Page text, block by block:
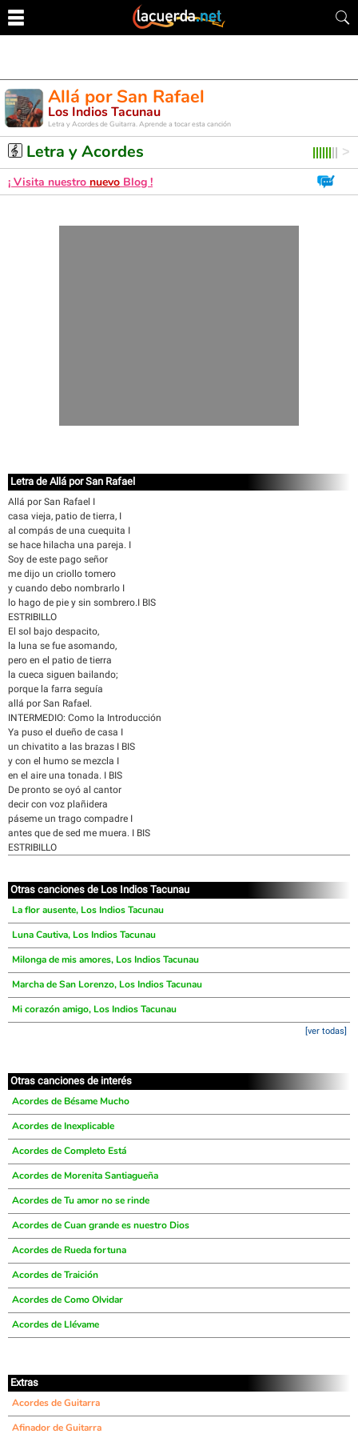
Allá por San Rafael
Los Indios Tacunau
Letra y Acordes de Guitarra. Aprende a tocar esta canción
Letra y Acordes
¡ Visita nuestro nuevo Blog !
Letra de Allá por San Rafael
Allá por San Rafael I
casa vieja, patio de tierra, I
al compás de una cuequita I
se hace hilacha una pareja. I
Soy de este pago señor
me dijo un criollo tomero
y cuando debo nombrarlo I
lo hago de pie y sin sombrero.I BIS
ESTRIBILLO
El sol bajo despacito,
la luna se fue asomando,
pero en el patio de tierra
la cueca siguen bailando;
porque la farra seguía
allá por San Rafael.
INTERMEDIO: Como la Introducción
Ya puso el dueño de casa I
un chivatito a las brazas I BIS
y con el humo se mezcla I
en el aire una tonada. I BIS
De pronto se oyó al cantor
decir con voz plañidera
páseme un trago compadre I
antes que de sed me muera. I BIS
ESTRIBILLO
Otras canciones de Los Indios Tacunau
La flor ausente, Los Indios Tacunau
Luna Cautiva, Los Indios Tacunau
Milonga de mis amores, Los Indios Tacunau
Marcha de San Lorenzo, Los Indios Tacunau
Mi corazón amigo, Los Indios Tacunau
[ver todas]
Otras canciones de interés
Acordes de Bésame Mucho
Acordes de Inexplicable
Acordes de Completo Está
Acordes de Morenita Santiagueña
Acordes de Tu amor no se rinde
Acordes de Cuan grande es nuestro Dios
Acordes de Rueda fortuna
Acordes de Traición
Acordes de Como Olvidar
Acordes de Llévame
Extras
Acordes de Guitarra
Afinador de Guitarra